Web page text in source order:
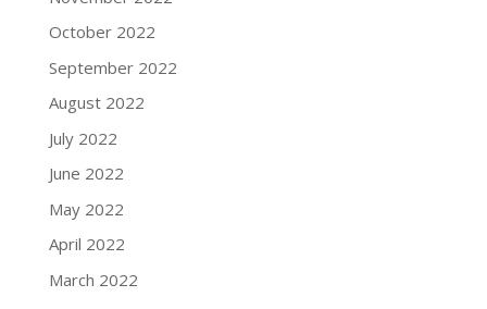
October 2022
September 2022
August 2022
July 2022
June 2022
May 2022
April 2022
March 2022